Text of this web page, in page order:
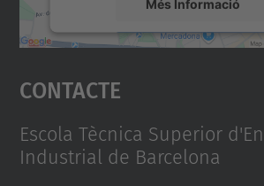
Més Informació
Accepta
powered by
Contacte
Escola Tècnica Superior
Industrial de Barcelona